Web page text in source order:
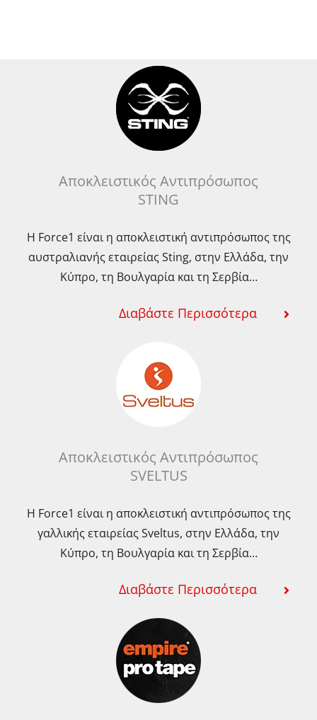
Αποκλειστικός Αντιπρόσωπος
STING
Η Force1 είναι η αποκλειστική αντιπρόσωπος της
αυστραλιανής εταιρείας Sting, στην Ελλάδα, την
Κύπρο, τη Βουλγαρία και τη Σερβία…
Διαβάστε Περισσότερα
Αποκλειστικός Αντιπρόσωπος
SVELTUS
Η Force1 είναι η αποκλειστική αντιπρόσωπος της
γαλλικής εταιρείας Sveltus, στην Ελλάδα, την
Κύπρο, τη Βουλγαρία και τη Σερβία…
Διαβάστε Περισσότερα